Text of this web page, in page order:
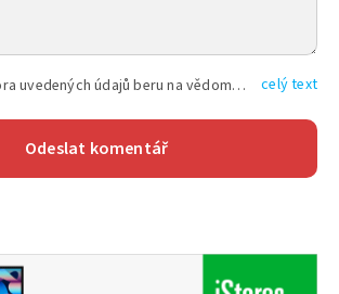
Vyplněním shora uvedených údajů beru na vědomí, že společnost TEXT FACTORY s.r.o., sídlem Brno, Durďákova 336/29, Černá Pole, PSČ: 613 00, IČ: 06157831, zapsané u Krajského soudu v Brně, oddíl C, vložka 100399, bude zpracovávat mé osobní údaje uvedené v rámci mnou vyplněného registračního formuláře na základě oprávněných zájmů TEXT FACTORY s.r.o. dle čl. 6 odst. 1 písm. f) GDPR a pro splnění právních povinností (čl. 6 odst. 1 písm. c) GDPR), a to pro tyto účely: nezbytnost zajistit oprávnění návštěvníka webových stránek provozovaných společností TEXT FACTORY s.r.o. přispívat aktivně ke zveřejněným článkům nebo v rámci diskusních fór a výkon práv TEXT FACTORY s.r.o. jako administrátora těchto diskusních fór. Více informací o zpracování osobních údajů a právech lze nalézt v celý text